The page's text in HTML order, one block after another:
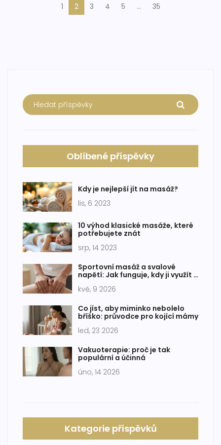
1 2 3 4 5 … 35
Oblíbené příspěvky
Kdy je nejlepší jít na masáž?
lis, 6 2023
10 výhod klasické masáže, které
potřebujete znát
srp, 14 2023
Sportovní masáž a svalové
napětí: Jak funguje, kdy ji využít a
kvě, 9 2026
Co jíst, aby miminko nebolelo
bříško: průvodce pro kojící mámy
led, 23 2026
Vakuoterapie: proč je tak
populární a účinná
úno, 14 2026
Kategorie příspěvků